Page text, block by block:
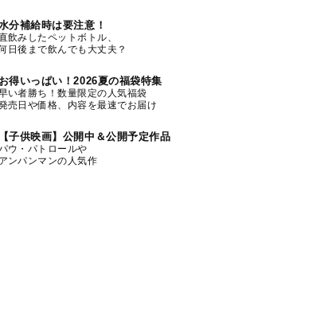
分補給時は要注意！
飲みしたペットボトル、
日後まで飲んでも大丈夫？
お得いっぱい！2026夏の福袋特集
い者勝ち！数量限定の人気福袋
売日や価格、内容を最速でお届け
【子供映画】公開中＆公開予定作品
ウ・パトロールや
アンパンマンの人気作